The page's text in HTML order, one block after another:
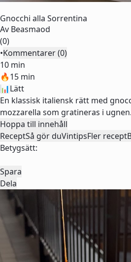
Gnocchi alla Sorrentina
Av Beasmaod
(0)
•Kommentarer (0)
10 min
🔥15 min
📊Lätt
En klassisk italiensk rätt med
mozzarella som gratineras i ugnen.
Hoppa till innehåll
ReceptSå gör duVintipsFler recept
Betygsätt:
Spara
Dela